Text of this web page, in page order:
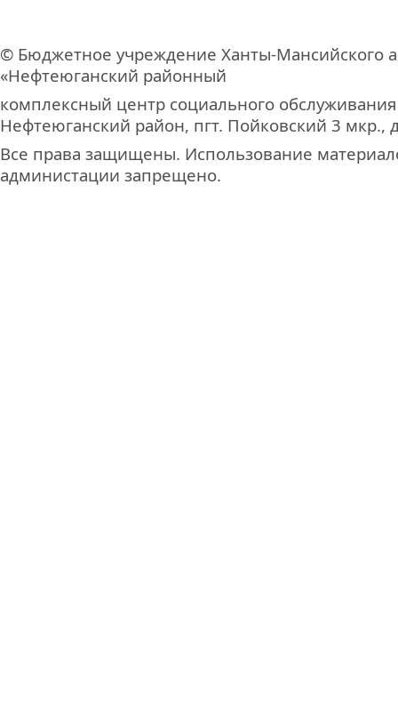
© Бюджетное учреждение Ханты-Мансийского
«Нефтеюганский районный
комплексный центр социального
Нефтеюганский район, пгт. Пойковский 3 мкр.,
Все права защищены. Использование
администации запрещено.